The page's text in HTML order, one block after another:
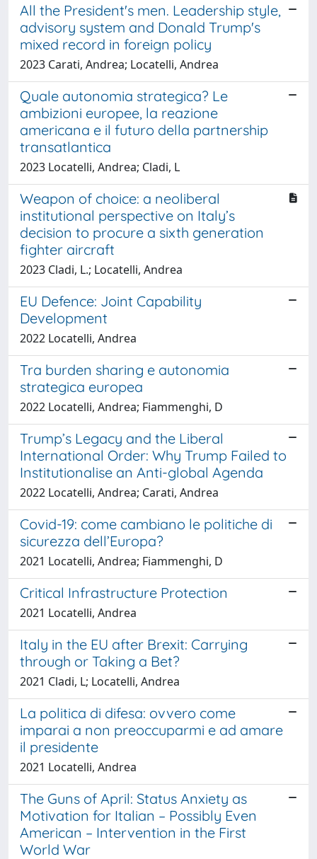
All the President's men. Leadership style,
advisory system and Donald Trump's
mixed record in foreign policy
2023 Carati, Andrea; Locatelli, Andrea
Quale autonomia strategica? Le
ambizioni europee, la reazione
americana e il futuro della partnership
transatlantica
2023 Locatelli, Andrea; Cladi, L
Weapon of choice: a neoliberal
institutional perspective on Italy’s
decision to procure a sixth generation
fighter aircraft
2023 Cladi, L.; Locatelli, Andrea
EU Defence: Joint Capability
Development
2022 Locatelli, Andrea
Tra burden sharing e autonomia
strategica europea
2022 Locatelli, Andrea; Fiammenghi, D
Trump’s Legacy and the Liberal
International Order: Why Trump Failed to
Institutionalise an Anti-global Agenda
2022 Locatelli, Andrea; Carati, Andrea
Covid-19: come cambiano le politiche di
sicurezza dell’Europa?
2021 Locatelli, Andrea; Fiammenghi, D
Critical Infrastructure Protection
2021 Locatelli, Andrea
Italy in the EU after Brexit: Carrying
through or Taking a Bet?
2021 Cladi, L; Locatelli, Andrea
La politica di difesa: ovvero come
imparai a non preoccuparmi e ad amare
il presidente
2021 Locatelli, Andrea
The Guns of April: Status Anxiety as
Motivation for Italian – Possibly Even
American – Intervention in the First
World War